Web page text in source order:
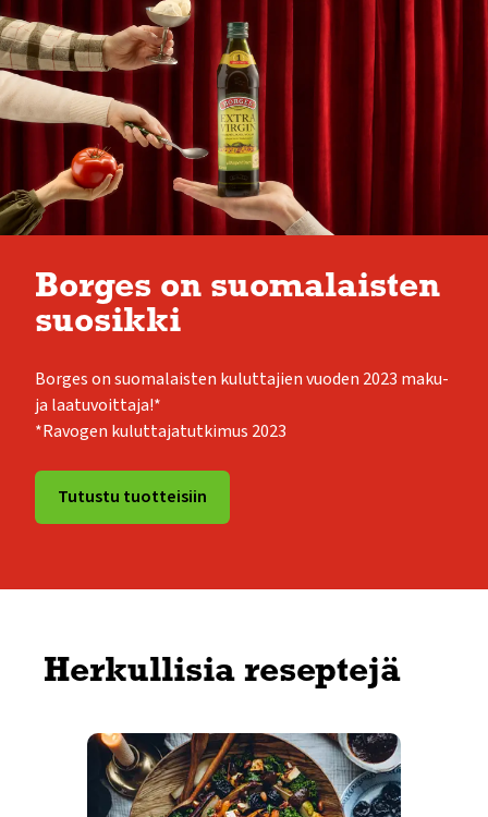
Borges on suomalaisten
suosikki
Borges on suomalaisten kuluttajien vuoden 2023 maku-
ja laatuvoittaja!*
*Ravogen kuluttajatutkimus 2023
Tutustu tuotteisiin
Herkullisia reseptejä